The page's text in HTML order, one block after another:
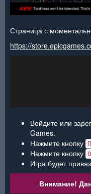
Страница с
https://
Войдите или
Games.
Нажмите кнопку
Нажмите кнопку
Игра будет
Внимание!